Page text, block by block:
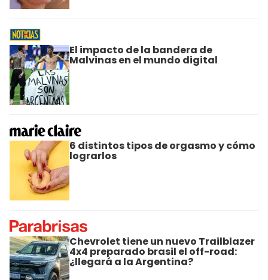
El impacto de la bandera de
Malvinas en el mundo digital
6 distintos tipos de orgasmo y cómo
lograrlos
Chevrolet tiene un nuevo Trailblazer
4x4 preparado brasil el off-road:
¿llegará a la Argentina?